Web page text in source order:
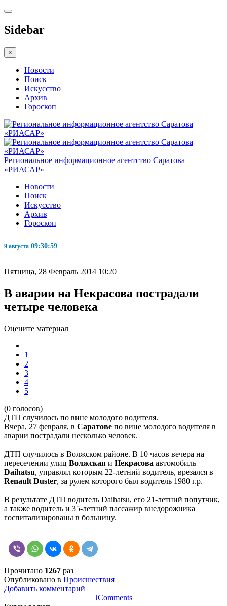
Sidebar
×
Новости
Поиск
Искусство
Архив
Гороскоп
Региональное информационное агентство Саратова
«РИАСАР»
Новости
Поиск
Искусство
Архив
Гороскоп
9 августа 09:30:59
Пятница, 28 Февраль 2014 10:20
В аварии на Некрасова пострадали
четыре человека
Оцените материал
1
2
3
4
5
(0 голосов)
ДТП случилось по вине молодого водителя.
Вчера, 27 февраля, в Саратове по вине молодого водителя в
аварии пострадали несколько человек.
ДТП случилось в Волжском районе. В 10 часов вечера на
пересечении улиц Волжская и Некрасова автомобиль
Daihatsu, управлял которым 22-летний водитель, врезался в
Renault Duster, за рулем которого был водитель 1980 г.р.
В результате ДТП водитель Daihatsu, его 21-летний попутчик,
а также водитель и 35-летний пассажир внедорожника
госпитализированы в больницу.
Прочитано 1267 раз
Опубликовано в Происшествия
Добавить комментарий
JComments